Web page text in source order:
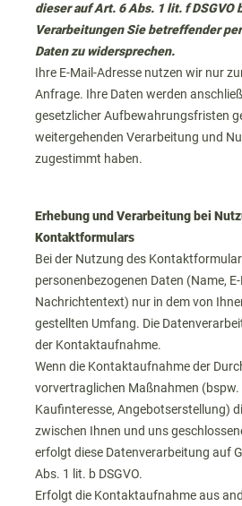
dieser auf Art. 6 Abs. 1 lit. f DSGVO
Verarbeitungen Sie betreffender
Daten zu widersprechen.
Ihre E-Mail-Adresse nutzen wir nur
Anfrage. Ihre Daten werden
gesetzlicher Aufbewahrungsfristen
weitergehenden Verarbeitung und
zugestimmt haben.
Erhebung und Verarbeitung bei
Kontaktformulars
Bei der Nutzung des
personenbezogenen Daten (Name,
Nachrichtentext) nur in dem von
gestellten Umfang. Die
der Kontaktaufnahme.
Wenn die Kontaktaufnahme der
vorvertraglichen Maßnahmen (bspw.
Kaufinteresse, Angebotserstellung)
zwischen Ihnen und uns
erfolgt diese Datenverarbeitung auf
Abs. 1 lit. b DSGVO.
Erfolgt die Kontaktaufnahme aus